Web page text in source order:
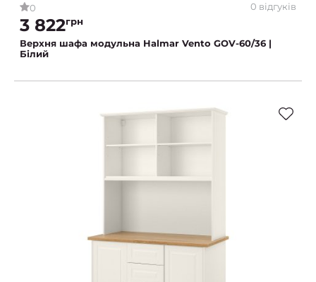
0 0 відгуків
3 822грн
Верхня шафа модульна Halmar Vento GOV-60/36 |
Білий